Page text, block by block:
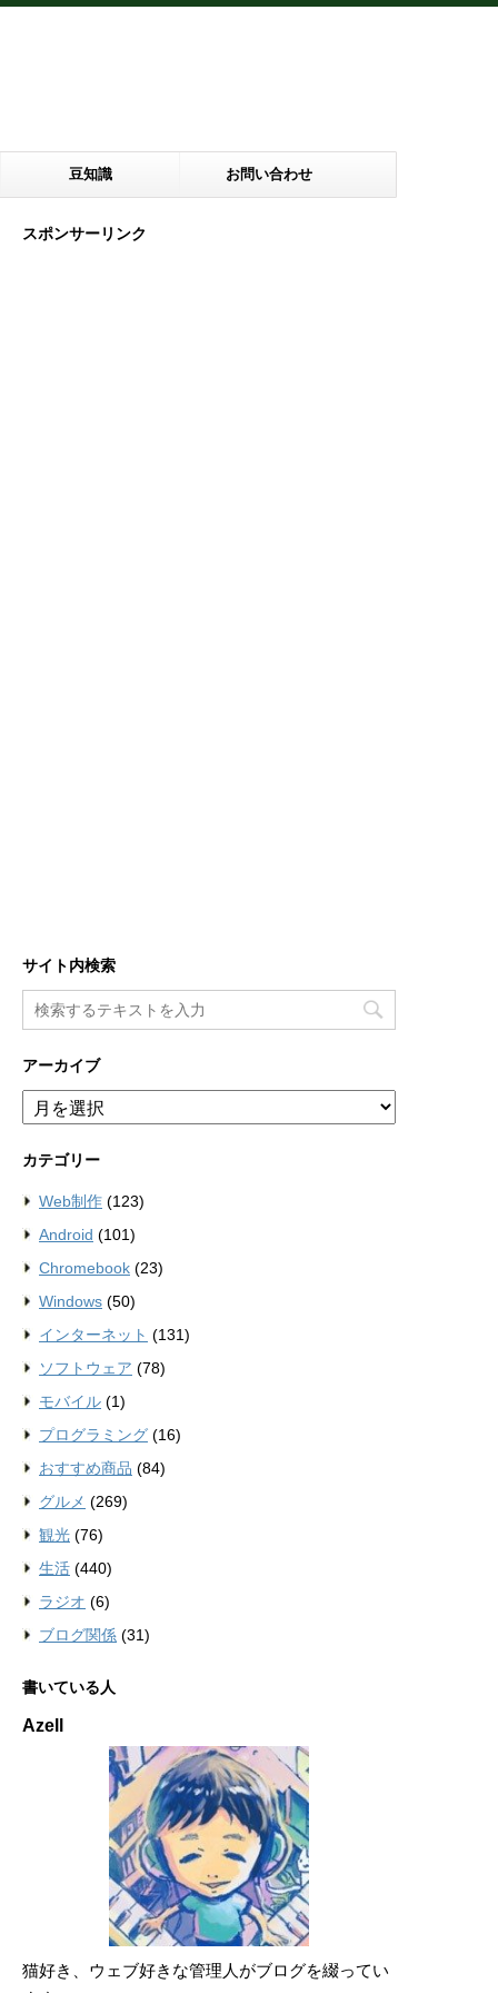
豆知識 お問い合わせ
スポンサーリンク
サイト内検索
アーカイブ
ア
ー
イ
ブ
カテゴリー
Web制作 (123)
Android (101)
Chromebook (23)
Windows (50)
インターネット (131)
ソフトウェア (78)
モバイル (1)
プログラミング (16)
おすすめ商品 (84)
グルメ (269)
観光 (76)
生活 (440)
ラジオ (6)
ブログ関係 (31)
書いている人
Azell
猫好き、ウェブ好きな管理人がブログを綴ってい